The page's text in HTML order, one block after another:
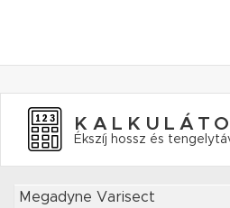
Ékszíj hossz és
Megadyne Varisect